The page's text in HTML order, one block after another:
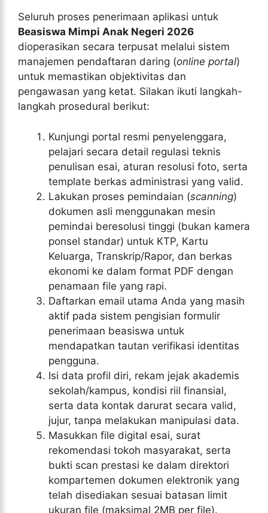
Seluruh proses penerimaan aplikasi untuk
Beasiswa Mimpi Anak Negeri 2026
dioperasikan secara terpusat melalui sistem
manajemen pendaftaran daring (online portal)
untuk memastikan objektivitas dan
pengawasan yang ketat. Silakan ikuti langkah-
langkah prosedural berikut:
Kunjungi portal resmi penyelenggara,
pelajari secara detail regulasi teknis
penulisan esai, aturan resolusi foto, serta
template berkas administrasi yang valid.
Lakukan proses pemindaian (scanning)
dokumen asli menggunakan mesin
pemindai beresolusi tinggi (bukan kamera
ponsel standar) untuk KTP, Kartu
Keluarga, Transkrip/Rapor, dan berkas
ekonomi ke dalam format PDF dengan
penamaan file yang rapi.
Daftarkan email utama Anda yang masih
aktif pada sistem pengisian formulir
penerimaan beasiswa untuk
mendapatkan tautan verifikasi identitas
pengguna.
Isi data profil diri, rekam jejak akademis
sekolah/kampus, kondisi riil finansial,
serta data kontak darurat secara valid,
jujur, tanpa melakukan manipulasi data.
Masukkan file digital esai, surat
rekomendasi tokoh masyarakat, serta
bukti scan prestasi ke dalam direktori
kompartemen dokumen elektronik yang
telah disediakan sesuai batasan limit
ukuran file (maksimal 2MB per file).